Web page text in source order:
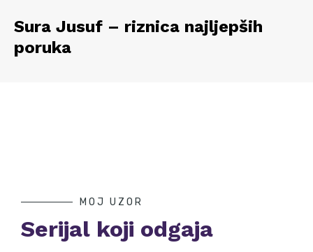
Sura Jusuf – riznica najljepših
poruka
MOJ UZOR
Serijal koji odgaja